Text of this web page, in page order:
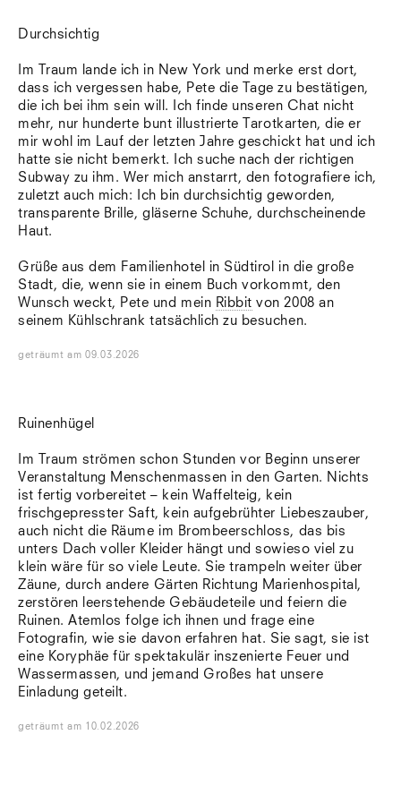
Durchsichtig
Im Traum lande ich in New York und merke erst dort,
dass ich vergessen habe, Pete die Tage zu bestätigen,
die ich bei ihm sein will. Ich finde unseren Chat nicht
mehr, nur hunderte bunt illustrierte Tarotkarten, die er
mir wohl im Lauf der letzten Jahre geschickt hat und ich
hatte sie nicht bemerkt. Ich suche nach der richtigen
Subway zu ihm. Wer mich anstarrt, den fotografiere ich,
zuletzt auch mich: Ich bin durchsichtig geworden,
transparente Brille, gläserne Schuhe, durchscheinende
Haut.
Grüße aus dem Familienhotel in Südtirol in die große
Stadt, die, wenn sie in einem Buch vorkommt, den
Wunsch weckt, Pete und mein Ribbit von 2008 an
seinem Kühlschrank tatsächlich zu besuchen.
geträumt am09.03.2026
Ruinenhügel
Im Traum strömen schon Stunden vor Beginn unserer
Veranstaltung Menschenmassen in den Garten. Nichts
ist fertig vorbereitet – kein Waffelteig, kein
frischgepresster Saft, kein aufgebrühter Liebeszauber,
auch nicht die Räume im Brombeerschloss, das bis
unters Dach voller Kleider hängt und sowieso viel zu
klein wäre für so viele Leute. Sie trampeln weiter über
Zäune, durch andere Gärten Richtung Marienhospital,
zerstören leerstehende Gebäudeteile und feiern die
Ruinen. Atemlos folge ich ihnen und frage eine
Fotografin, wie sie davon erfahren hat. Sie sagt, sie ist
eine Koryphäe für spektakulär inszenierte Feuer und
Wassermassen, und jemand Großes hat unsere
Einladung geteilt.
geträumt am 10.02.2026